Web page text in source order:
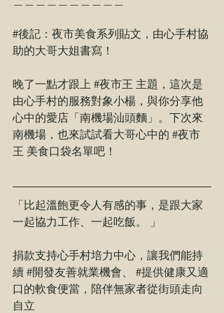
#後記 ：夜市美食系列貼文，由心手村協
助的大哥大姐書寫！
晚了一點才跟上 #夜市王 主題，這次是
由心手村的服務對象小楊，與你分享他
心中的愛店「南機場汕頭麵」。下次來
南機場，也來試試看大哥心中的 #夜市
王 美食口袋名單吧！
「比起溫飽更令⼈有感的事，是跟⼤家
⼀起協⼒⼯作、⼀起吃飯。 」
捐款支持心手村培力中心，讓我們能持
續 #開發友善就業機會
#提供健康又適
口的軟食便當 ，陪伴無家者從街頭走向
自立